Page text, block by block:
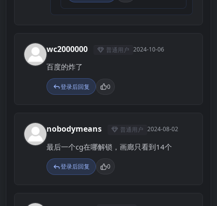
W wc2000000 普通用户 2024-10-06
百度的炸了
登录后回复 0
N nobodymeans 普通用户 2024-08-02
最后一个cg在哪解锁，画廊只看到14个
登录后回复 0